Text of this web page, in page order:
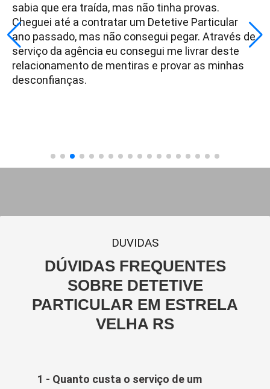
sabia que era traída, mas não tinha provas.
Cheguei até a contratar um Detetive Particular
ano passado, mas não consegui pegar. Através de
serviço da agência eu consegui me livrar deste
relacionamento de mentiras e provar as minhas
desconfianças.
DUVIDAS
DÚVIDAS FREQUENTES
SOBRE DETETIVE
PARTICULAR EM ESTRELA
VELHA RS
1 - Quanto custa o serviço de um